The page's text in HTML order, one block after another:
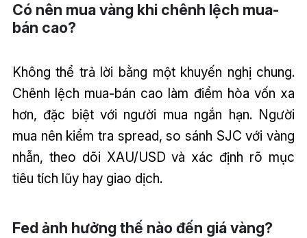
Có nên mua vàng khi chênh lệch mua-
bán cao?
Không thể trả lời bằng một khuyến nghị chung.
Chênh lệch mua-bán cao làm điểm hòa vốn xa
hơn, đặc biệt với người mua ngắn hạn. Người
mua nên kiểm tra spread, so sánh SJC với vàng
nhẫn, theo dõi XAU/USD và xác định rõ mục
tiêu tích lũy hay giao dịch.
Fed ảnh hưởng thế nào đến giá vàng?